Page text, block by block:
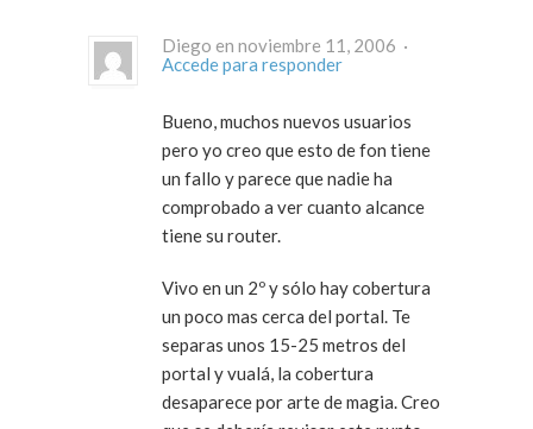
Diego en noviembre 11, 2006 ·
Accede para responder
Bueno, muchos nuevos usuarios
pero yo creo que esto de fon tiene
un fallo y parece que nadie ha
comprobado a ver cuanto alcance
tiene su router.
Vivo en un 2º y sólo hay cobertura
un poco mas cerca del portal. Te
separas unos 15-25 metros del
portal y vualá, la cobertura
desaparece por arte de magia. Creo